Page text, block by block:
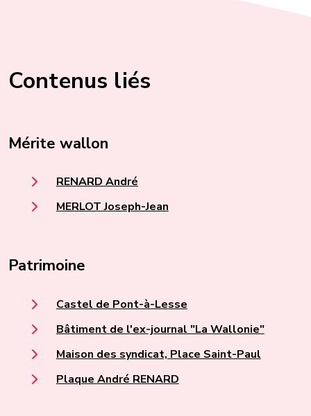
Contenus liés
Mérite wallon
RENARD André
MERLOT Joseph-Jean
Patrimoine
Castel de Pont-à-Lesse
Bâtiment de l'ex-journal "La Wallonie"
Maison des syndicat, Place Saint-Paul
Plaque André RENARD